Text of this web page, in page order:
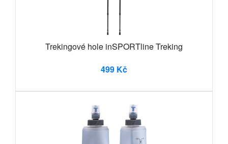
Trekingové hole inSPORTline Treking
499 Kč